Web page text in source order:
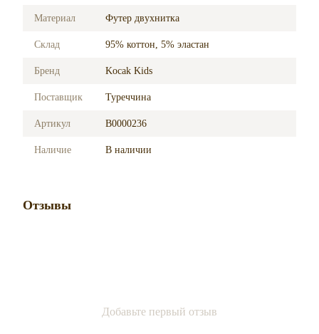
Материал Футер двухнитка
Склад 95% коттон, 5% эластан
Бренд Kocak Kids
Поставщик Туреччина
Артикул B0000236
Наличие В наличии
Отзывы
Добавьте первый отзыв